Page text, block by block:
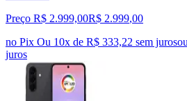
Preço R$ 2.999,00R$ 2.999,00
no Pix Ou 10x de R$ 333,22 sem jurosou
juros